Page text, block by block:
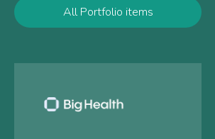
All Portfolio items